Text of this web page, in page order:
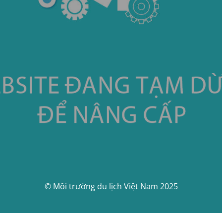
© Môi trường du lịch Việt Nam 2025